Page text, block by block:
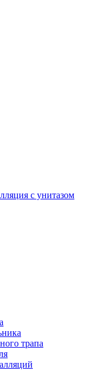
с унитазом
трапа